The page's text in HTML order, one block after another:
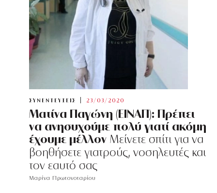
ΣΥΝΕΝΤΕΥΞΕΙΣ 23/03/2020
Ματίνα Παγώνη (ΕΙΝΑΠ): Πρέπει
να ανησυχούμε πολύ γιατί ακόμη
έχουμε μέλλον Μείνετε σπίτι για να
βοηθήσετε γιατρούς, νοσηλευτές και
τον εαυτό σας
Μαρίνα Πρωτονοταρίου